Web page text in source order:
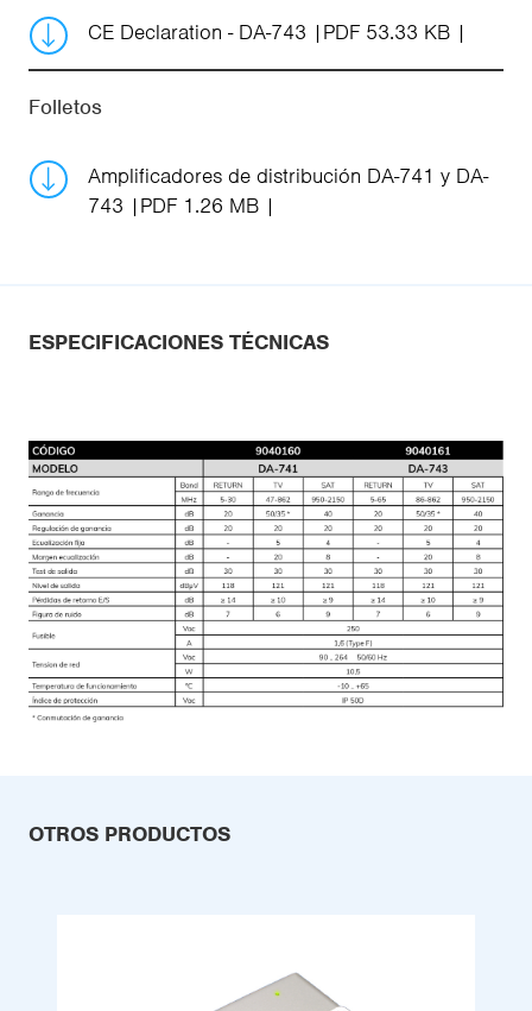
CE Declaration - DA-743 PDF 53.33 KB
Folletos
Amplificadores de distribución DA-741 y DA-
743
PDF 1.26 MB
ESPECIFICACIONES TÉCNICAS
OTROS PRODUCTOS